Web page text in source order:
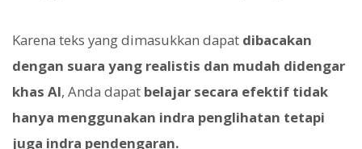
Karena teks yang dimasukkan dapat dibacakan
dengan suara yang realistis dan mudah didengar
khas AI, Anda dapat belajar secara efektif tidak
hanya menggunakan indra penglihatan tetapi
juga indra pendengaran.